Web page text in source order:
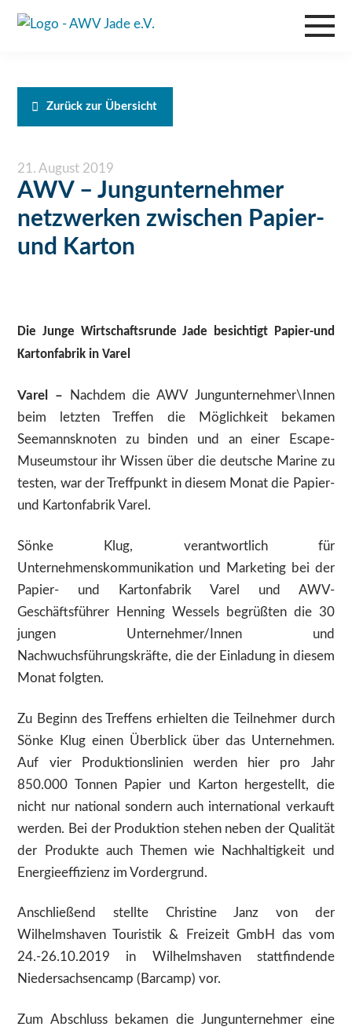
Zurück zur Übersicht
21. August 2019
AWV – Jungunternehmer
netzwerken zwischen Papier-
und Karton
Die Junge Wirtschaftsrunde Jade besichtigt Papier-und
Kartonfabrik in Varel
Varel – Nachdem die AWV Jungunternehmer\Innen
beim letzten Treffen die Möglichkeit bekamen
Seemannsknoten zu binden und an einer Escape-
Museumstour ihr Wissen über die deutsche Marine zu
testen, war der Treffpunkt in diesem Monat die Papier-
und Kartonfabrik Varel.
Sönke Klug, verantwortlich für
Unternehmenskommunikation und Marketing bei der
Papier- und Kartonfabrik Varel und AWV-
Geschäftsführer Henning Wessels begrüßten die 30
jungen Unternehmer/Innen und
Nachwuchsführungskräfte, die der Einladung in diesem
Monat folgten.
Zu Beginn des Treffens erhielten die Teilnehmer durch
Sönke Klug einen Überblick über das Unternehmen.
Auf vier Produktionslinien werden hier pro Jahr
850.000 Tonnen Papier und Karton hergestellt, die
nicht nur national sondern auch international verkauft
werden. Bei der Produktion stehen neben der Qualität
der Produkte auch Themen wie Nachhaltigkeit und
Energieeffizienz im Vordergrund.
Anschließend stellte Christine Janz von der
Wilhelmshaven Touristik & Freizeit GmbH das vom
24.-26.10.2019 in Wilhelmshaven stattfindende
Niedersachsencamp (Barcamp) vor.
Zum Abschluss bekamen die Jungunternehmer eine